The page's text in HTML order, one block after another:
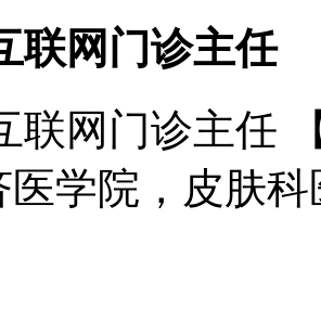
联网门诊主任
联网门诊主任
医学院，皮肤